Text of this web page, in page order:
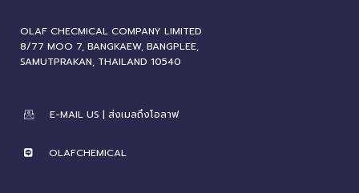
OLAF CHECMICAL COMPANY LIMITED
8/77 MOO 7, BANGKAEW, BANGPLEE,
SAMUTPRAKAN, THAILAND 10540
E-MAIL US | ส่งเมลถึงโอลาฟ
OLAFCHEMICAL